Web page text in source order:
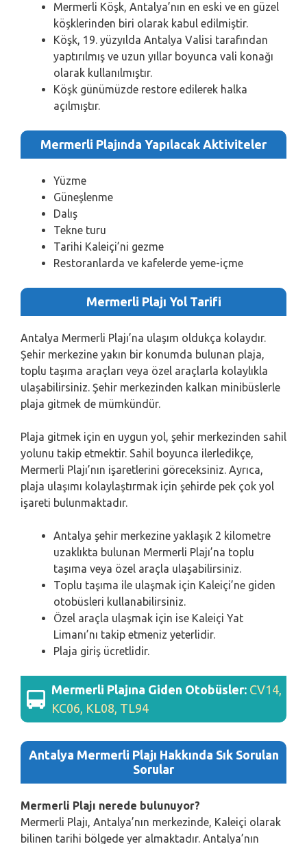
Mermerli Köşk, Antalya’nın en eski ve en güzel
köşklerinden biri olarak kabul edilmiştir.
Köşk, 19. yüzyılda Antalya Valisi tarafından
yaptırılmış ve uzun yıllar boyunca vali konağı
olarak kullanılmıştır.
Köşk günümüzde restore edilerek halka
açılmıştır.
Mermerli Plajında Yapılacak Aktiviteler
Yüzme
Güneşlenme
Dalış
Tekne turu
Tarihi Kaleiçi’ni gezme
Restoranlarda ve kafelerde yeme-içme
Mermerli Plajı Yol Tarifi
Antalya Mermerli Plajı’na ulaşım oldukça kolaydır.
Şehir merkezine yakın bir konumda bulunan plaja,
toplu taşıma araçları veya özel araçlarla kolaylıkla
ulaşabilirsiniz. Şehir merkezinden kalkan minibüslerle
plaja gitmek de mümkündür.
Plaja gitmek için en uygun yol, şehir merkezinden sahil
yolunu takip etmektir. Sahil boyunca ilerledikçe,
Mermerli Plajı’nın işaretlerini göreceksiniz. Ayrıca,
plaja ulaşımı kolaylaştırmak için şehirde pek çok yol
işareti bulunmaktadır.
Antalya şehir merkezine yaklaşık 2 kilometre
uzaklıkta bulunan Mermerli Plajı’na toplu
taşıma veya özel araçla ulaşabilirsiniz.
Toplu taşıma ile ulaşmak için Kaleiçi’ne giden
otobüsleri kullanabilirsiniz.
Özel araçla ulaşmak için ise Kaleiçi Yat
Limanı’nı takip etmeniz yeterlidir.
Plaja giriş ücretlidir.
Mermerli Plajına Giden Otobüsler: CV14,
KC06, KL08, TL94
Antalya Mermerli Plajı Hakkında Sık Sorulan
Sorular
Mermerli Plajı nerede bulunuyor?
Mermerli Plajı, Antalya’nın merkezinde, Kaleiçi olarak
bilinen tarihi bölgede yer almaktadır. Antalya’nın